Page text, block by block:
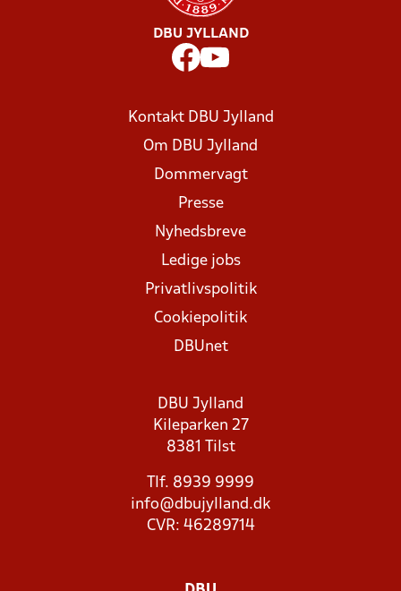
DBU JYLLAND
Kontakt DBU Jylland
Om DBU Jylland
Dommervagt
Presse
Nyhedsbreve
Ledige jobs
Privatlivspolitik
Cookiepolitik
DBUnet
DBU Jylland
Kileparken 27
8381 Tilst
Tlf. 8939 9999
info@dbujylland.dk
CVR: 46289714